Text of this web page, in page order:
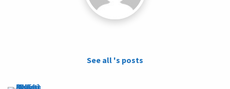
See all 's posts